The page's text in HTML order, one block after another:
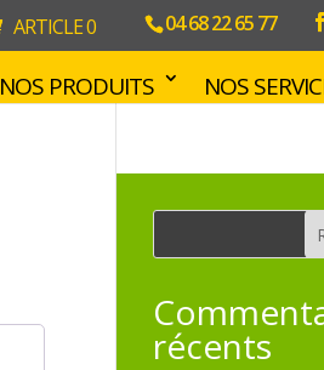
04 68 22 65 77
ARTICLE 0
NOS PRODUITS NOS
récents